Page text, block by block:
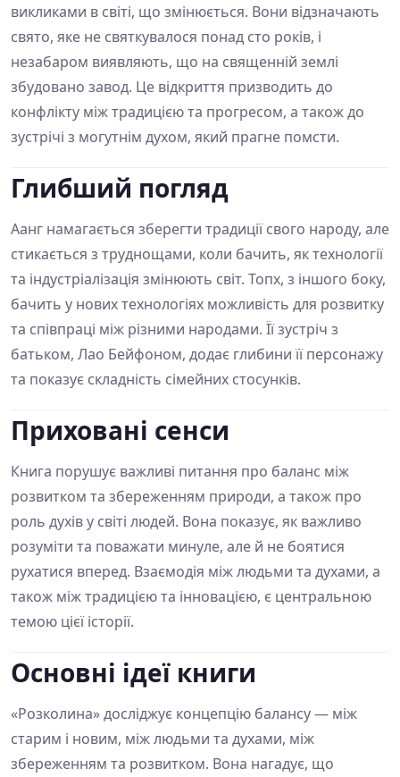
викликами в світі, що змінюється. Вони відзначають
свято, яке не святкувалося понад сто років, і
незабаром виявляють, що на священній землі
збудовано завод. Це відкриття призводить до
конфлікту між традицією та прогресом, а також до
зустрічі з могутнім духом, який прагне помсти.
Глибший погляд
Аанг намагається зберегти традиції свого народу, але
стикається з труднощами, коли бачить, як технології
та індустріалізація змінюють світ. Топх, з іншого боку,
бачить у нових технологіях можливість для розвитку
та співпраці між різними народами. Її зустріч з
батьком, Лао Бейфоном, додає глибини її персонажу
та показує складність сімейних стосунків.
Приховані сенси
Книга порушує важливі питання про баланс між
розвитком та збереженням природи, а також про
роль духів у світі людей. Вона показує, як важливо
розуміти та поважати минуле, але й не боятися
рухатися вперед. Взаємодія між людьми та духами, а
також між традицією та інновацією, є центральною
темою цієї історії.
Основні ідеї книги
«Розколина» досліджує концепцію балансу — між
старим і новим, між людьми та духами, між
збереженням та розвитком. Вона нагадує, що